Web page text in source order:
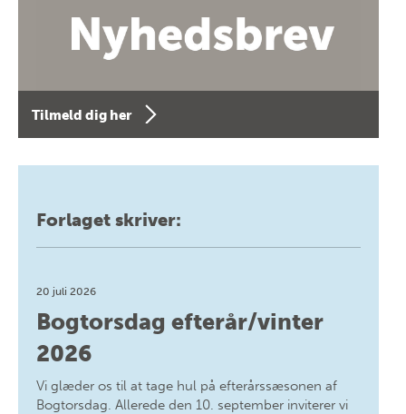
Tilmeld dig her
Forlaget skriver:
20 juli 2026
Bogtorsdag efterår/vinter
2026
Vi glæder os til at tage hul på efterårssæsonen af
Bogtorsdag. Allerede den 10. september inviterer vi